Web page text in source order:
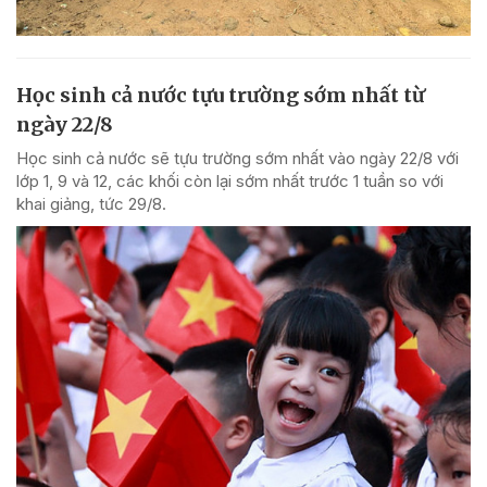
Học sinh cả nước tựu trường sớm nhất từ
ngày 22/8
Học sinh cả nước sẽ tựu trường sớm nhất vào ngày 22/8 với
lớp 1, 9 và 12, các khối còn lại sớm nhất trước 1 tuần so với
khai giảng, tức 29/8.